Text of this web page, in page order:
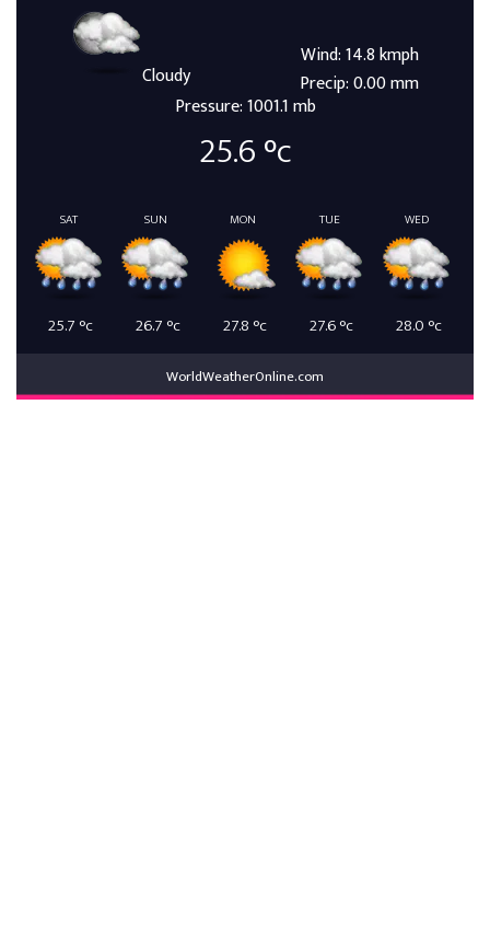
Cloudy
Wind: 14.8 kmph
Precip: 0.00 mm
Pressure: 1001.1 mb
25.6°c
SAT
25.7 °c
SUN
26.7 °c
MON
27.8 °c
TUE
27.6°c
WED
28.0 °c
WorldWeatherOnline.com